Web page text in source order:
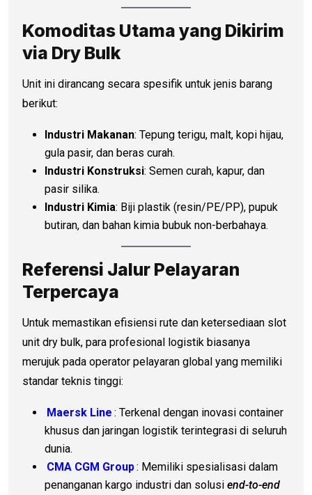
Komoditas Utama yang Dikirim
via Dry Bulk
Unit ini dirancang secara spesifik untuk jenis barang
berikut:
Industri Makanan: Tepung terigu, malt, kopi hijau,
gula pasir, dan beras curah.
Industri Konstruksi: Semen curah, kapur, dan
pasir silika.
Industri Kimia: Biji plastik (resin/PE/PP), pupuk
butiran, dan bahan kimia bubuk non-berbahaya.
Referensi Jalur Pelayaran
Terpercaya
Untuk memastikan efisiensi rute dan ketersediaan slot
unit dry bulk, para profesional logistik biasanya
merujuk pada operator pelayaran global yang memiliki
standar teknis tinggi:
Maersk Line : Terkenal dengan inovasi container
khusus dan jaringan logistik terintegrasi di seluruh
dunia.
CMA CGM Group: Memiliki spesialisasi dalam
penanganan kargo industri dan solusi end-to-end